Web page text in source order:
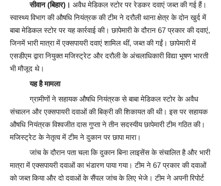
सीवान (बिहार)। अवैध मेडिकल स्टोर पर रेडकर दवाएं जब्त की गई हैं।
स्वास्थ्य विभाग की औषधि नियंत्रक की टीम ने दरौली थाना क्षेत्र के दोन खुर्द में
बाबा मेडिकल स्टोर पर यह कार्रवाई की। छापेमारी के दौरान 67 प्रकार की दवाएं,
जिनमें भारी मात्रा में एक्सपायरी दवाएं शामिल थीं, जब्त की गईं। छापेमारी में
एसडीएम द्वारा नियुक्त मजिस्ट्रेट और दरौली के अंचलाधिकारी विद्या भूषण भारती
भी मौजूद थे।
यह है मामला
ग्रामीणों ने सहायक औषधि नियंत्रक से बाबा मेडिकल स्टोर के अवैध
संचालन और एक्सपायरी दवाओं की बिक्री की शिकायत की थी। इस पर सहायक
औषधि नियंत्रक विश्वजीत दास गुप्ता ने तीन सदस्यीय छापेमारी टीम गठित की।
मजिस्ट्रेट के नेतृत्व में टीम ने दुकान पर छापा मारा।
जांच के दौरान पता चला कि दुकान बिना लाइसेंस के संचालित है और भारी
मात्रा में एक्सपायरी दवाओं का भंडारण पाया गया। टीम ने 67 प्रकार की दवाओं
को जब्त किया और दो दवाओं के सैंपल जांच के लिए भेजे। टीम ने अपनी रिपोर्ट